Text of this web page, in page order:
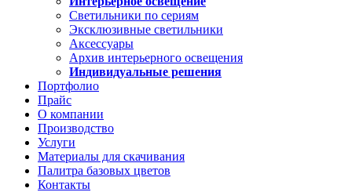
Светильники по сериям
Эксклюзивные светильники
Аксессуары
Архив интерьерного освещения
Индивидуальные решения
Портфолио
Прайс
О компании
Производство
Услуги
Материалы для скачивания
Палитра базовых цветов
Контакты